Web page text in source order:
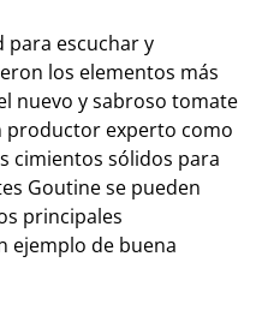
para escuchar y
los elementos más
nuevo y sabroso tomate
productor experto como
cimientos sólidos para
Goutine se pueden
principales
ejemplo de buena